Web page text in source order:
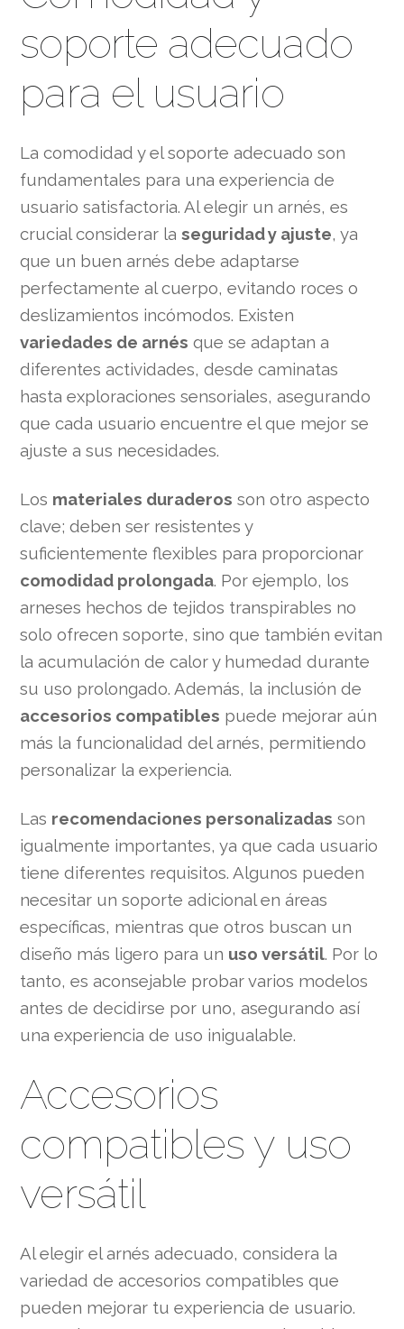
soporte adecuado
para el usuario
La comodidad y el soporte adecuado son
fundamentales para una experiencia de
usuario satisfactoria. Al elegir un arnés, es
crucial considerar laseguridad y ajuste, ya
que un buen arnés debe adaptarse
perfectamente al cuerpo, evitando roces o
deslizamientos incómodos. Existen
variedades de arnés que se adaptan a
diferentes actividades, desde caminatas
hasta exploraciones sensoriales, asegurando
que cada usuario encuentre el que mejor se
ajuste a sus necesidades.
Los materiales duraderos son otro aspecto
clave; deben ser resistentes y
suficientemente flexibles para proporcionar
comodidad prolongada. Por ejemplo, los
arneses hechos de tejidos transpirables no
solo ofrecen soporte, sino que también evitan
la acumulación de calor y humedad durante
su uso prolongado. Además, la inclusión de
accesorios compatibles puede mejorar aún
más la funcionalidad del arnés, permitiendo
personalizar la experiencia.
Las recomendaciones personalizadas son
igualmente importantes, ya que cada usuario
tiene diferentes requisitos. Algunos pueden
necesitar un soporte adicional en áreas
específicas, mientras que otros buscan un
diseño más ligero para un uso versátil. Por lo
tanto, es aconsejable probar varios modelos
antes de decidirse por uno, asegurando así
una experiencia de uso inigualable.
Accesorios
compatibles y uso
versátil
Al elegir el arnés adecuado, considera la
variedad de accesorios compatibles que
pueden mejorar tu experiencia de usuario.